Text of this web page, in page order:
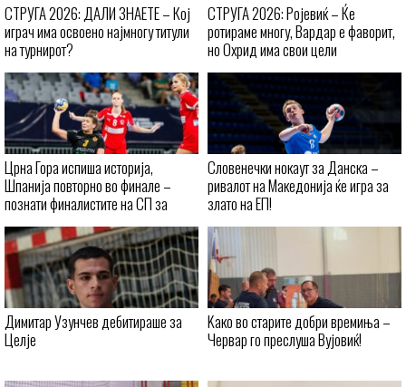
СТРУГА 2026: ДАЛИ ЗНАЕТЕ – Кој
играч има освоено најмногу титули
на турнирот?
СТРУГА 2026: Ројевиќ – Ќе
ротираме многу, Вардар е фаворит,
но Охрид има свои цели
Црна Гора испиша историја,
Шпанија повторно во финале –
познати финалистите на СП за
кадетки
Словенечки нокаут за Данска –
ривалот на Македонија ќе игра за
злато на ЕП!
Димитар Узунчев дебитираше за
Целје
Kaко во старите добри времиња –
Червар го преслуша Вујовиќ!